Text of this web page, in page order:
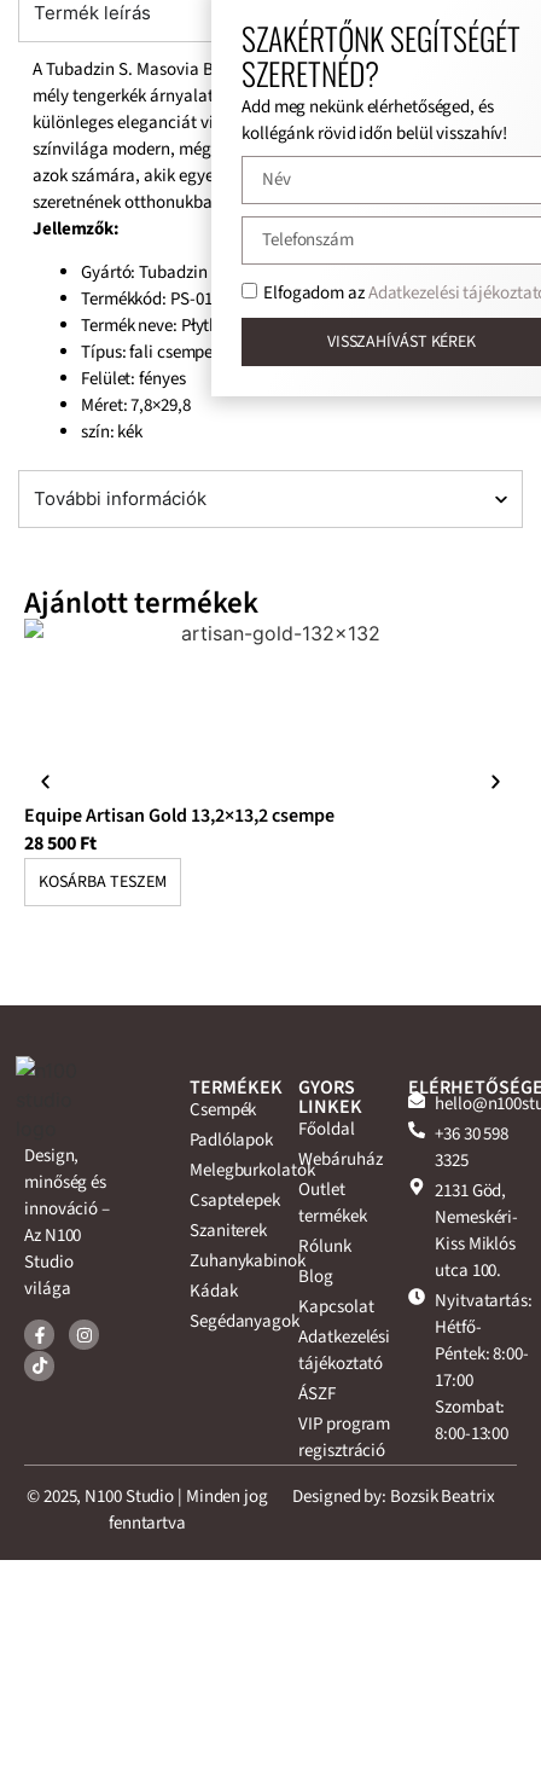
Termék leírás
A Tubadzin S. Masovia Blu Marino A Gloss Str. 7,8×29,8 csempe
mély tengerkék árnyalata és fényes, strukturált felülete
különleges eleganciát visz a térbe, miközben karakteres
színvilága modern, mégis időtálló falburkolati megoldást kínál
azok számára, akik egyedi hangulatot és prémium minőséget
szeretnének otthonukban megteremteni.
Jellemzők:
Gyártó: Tubadzin
Termékkód: PS-01-320-0298-0078-1-025
Termék neve: Płytka ścienna
Típus: fali csempe
Felület: fényes
Méret: 7,8×29,8
szín: kék
További információk
Ajánlott termékek
Equipe Artisan Gold 13,2×13,2 csempe
28 500Ft
KOSÁRBA TESZEM
Design,
minőség és
innováció –
Az N100
Studio
világa
TERMÉKEK
Csempék
Padlólapok
Melegburkolatok
Csaptelepek
Szaniterek
Zuhanykabinok
Kádak
Segédanyagok
GYORS
LINKEK
Főoldal
Webáruház
Outlet
termékek
Rólunk
Blog
Kapcsolat
Adatkezelési
tájékoztató
ÁSZF
VIP program
regisztráció
+36 30 598
3325
2131 Göd,
Nemeskéri-
Kiss Miklós
utca 100.
Nyitvatartás:
Hétfő-
Péntek: 8:00-
17:00
Szombat:
8:00-13:00
© 2025, N100 Studio | Minden jog
fenntartva
Designed by: Bozsik Beatrix
SZAKÉRTŐNK SEGÍTSÉGÉT
SZERETNÉD?
Add meg nekünk elérhetőséged, és
kollégánk rövid időn belül visszahív!
Elfogadom azAdatkezelési
VISSZAHÍVÁST KÉREK